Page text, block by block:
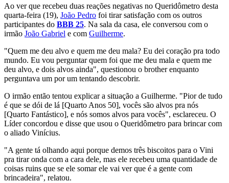
Ao ver que recebeu duas reações negativas no Queridômetro desta
quarta-feira (19), João Pedro foi tirar satisfação com os outros
participantes do BBB 25. Na sala da casa, ele conversou com o
irmão João Gabriel e com Guilherme.
"Quem me deu alvo e quem me deu mala? Eu dei coração pra todo
mundo. Eu vou perguntar quem foi que me deu mala e quem me
deu alvo, e dois alvos ainda", questionou o brother enquanto
perguntava um por um tentando descobrir.
O irmão então tentou explicar a situação a Guilherme. "Pior de tudo
é que se dói de lá [Quarto Anos 50], vocês são alvos pra nós
[Quarto Fantástico], e nós somos alvos para vocês", esclareceu. O
Líder concordou e disse que usou o Queridômetro para brincar com
o aliado Vinícius.
"A gente tá olhando aqui porque demos três biscoitos para o Vini
pra tirar onda com a cara dele, mas ele recebeu uma quantidade de
coisas ruins que se ele somar ele vai ver que é a gente com
brincadeira", relatou.